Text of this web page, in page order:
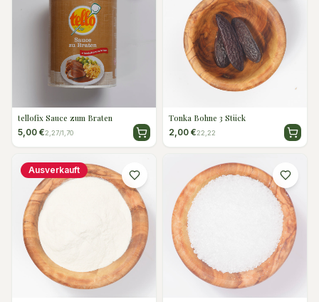
tellofix Sauce zum Braten
5,00 €2,27/1,70
Tonka Bohne 3 Stück
2,00 €22,22
Ausverkauft